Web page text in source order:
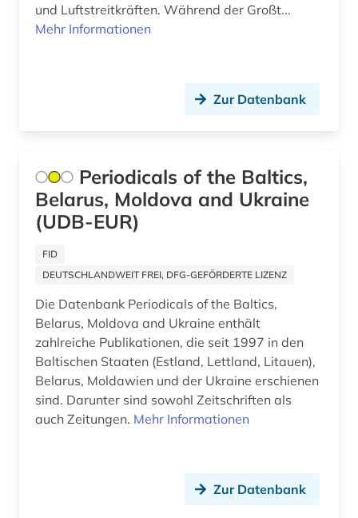
russische literatur (1)
saarbrücken (1)
saarland (1)
salzburg (1)
sammlung (2)
sancta sedes (1)
sankt petersburg (1)
und Luftstreitkräften. Während der Großt...
Mehr Informationen
Zur Datenbank
Periodicals of the Baltics,
Belarus, Moldova and Ukraine
(UDB-EUR)
FID
DEUTSCHLANDWEIT FREI, DFG-GEFÖRDERTE LIZENZ
Die Datenbank Periodicals of the Baltics,
Belarus, Moldova and Ukraine enthält
zahlreiche Publikationen, die seit 1997 in den
Baltischen Staaten (Estland, Lettland, Litauen),
Belarus, Moldawien und der Ukraine erschienen
sind. Darunter sind sowohl Zeitschriften als
auch Zeitungen. Mehr Informationen
Zur Datenbank